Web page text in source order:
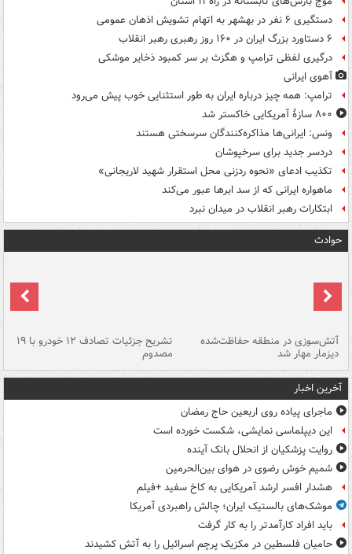
دستگیری ۶ نفر در بهشهر به اتهام تشویش اذهان عمومی
۶ دستاورد بزرگ ایران در ۱۶۰ روز رهبری رهبر انقلاب
درگیری لفظی ترامپ و هگزث بر سر کمبود ذخایر موشکی
آهوی ایرانی
ترامپ: همه چیز درباره ایران به طور استثنایی خوب پیش می‌رود
۸۰۰ سازۀ آمریکایی خاکستر شد
ونس: ایرانی‌ها مذاکره‌کنندگان سرسختی هستند
دردسر جدید برای سرخپوشان
تکذیب ادعای «نحوه ردزنی محل استقرار شهید لاریجانی»
ماهواره ایرانی که از سد ابرها عبور می‌کند
ابتکارات رهبر انقلاب در میدان نبرد
حوادث
آتش‌سوزی در منطقه حفاظت‌شده
دیزمار مهار شد
تشریح جزئیات تصادف ۱۲ خودرو با ۱۹
مصدوم
آخرین اخبار
ماجرای پیاده روی اربعین حاج رمضان
این دیپلماسی نمایشی، شکست خورده است
روایت پزشکیان از انحلال بانک آینده
شمیم خوش رضوی در هوای بین‌الحرمین
هشدار افسر ارشد آمریکایی به کاخ سفید +فیلم
موشک‌های بالستیک ایران؛ چالش راهبردی آمریکا
باید افراد کارآمدتر را به کار گرفت
حامیان فلسطین در مکزیک پرچم اسرائیل را به آتش کشیدند